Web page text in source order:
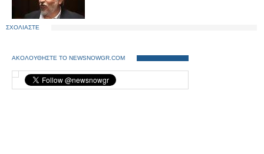
ΣΧΟΛΙΑΣΤΕ
ΑΚΟΛΟΥΘΗΣΤΕ ΤΟ NEWSNOWGR.COM